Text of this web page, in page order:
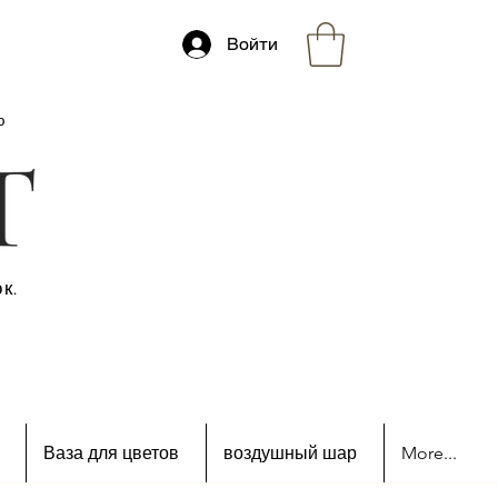
Войти
Ваза для цветов воздушный шар More...